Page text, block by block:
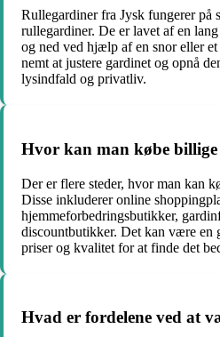
Rullegardiner fra Jysk fungerer på
rullegardiner. De er lavet af en
og ned ved hjælp af en snor eller
nemt at justere gardinet og opnå
lysindfald og privatliv.
Hvor kan man købe
Der er flere steder, hvor man kan
Disse inkluderer online
hjemmeforbedringsbutikker,
discountbutikker. Det kan være en
priser og kvalitet for at finde det
Hvad er fordelene ved at